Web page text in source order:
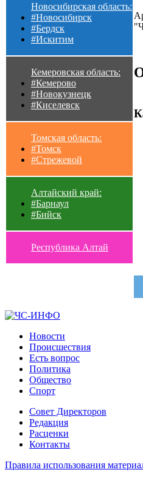
Новосибирская область:
#Новосибирск
#Бердск
#Искитим
Кемеровская область:
#Кемерово
#Новокузнецк
#Киселевск
Томская область:
#Томск
#Стрежевой
Алтайский край:
#Барнаул
#Бийск
Республика Алтай
Новости
Происшествия
Есть вопрос
Политика
Общество
Спорт
Совет Директоров
Редакция
Расценки
Контакты
Правила использования